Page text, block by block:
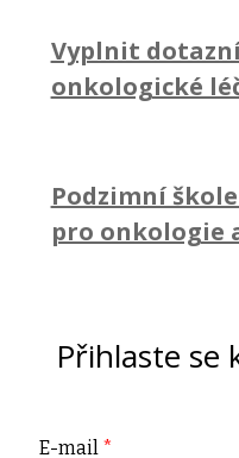
Vyplnit
onkologické
Podzimní
pro onkologie
Přihlaste se
E-mail *